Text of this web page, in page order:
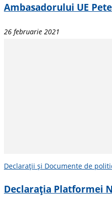
Ambasadorului UE
26 februarie 2021
Declarații și Documente de
Declarația Platformei